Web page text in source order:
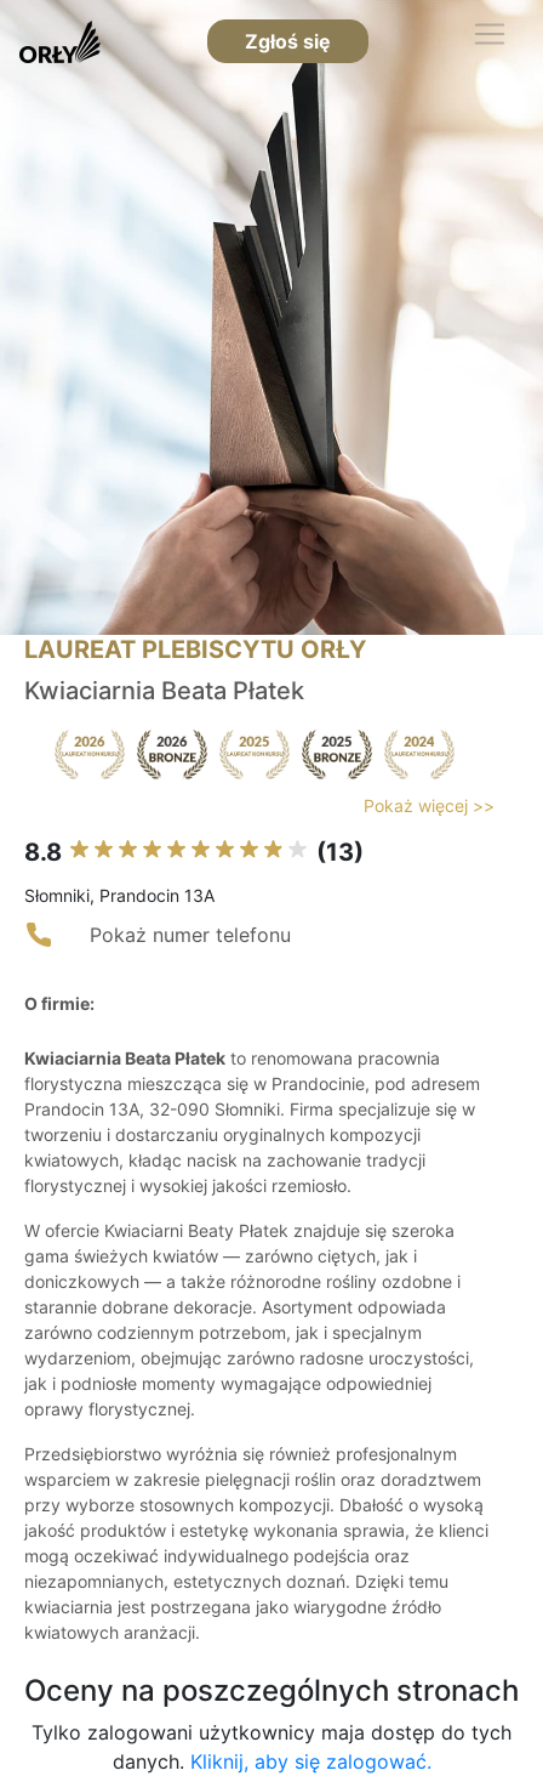
Zgłoś się
LAUREAT PLEBISCYTU ORŁY
Kwiaciarnia Beata Płatek
Pokaż więcej >>
8.8 (13)
Słomniki, Prandocin 13A
Pokaż numer telefonu
O firmie:
Kwiaciarnia Beata Płatek to renomowana pracownia
florystyczna mieszcząca się w Prandocinie, pod adresem
Prandocin 13A, 32-090 Słomniki. Firma specjalizuje się w
tworzeniu i dostarczaniu oryginalnych kompozycji
kwiatowych, kładąc nacisk na zachowanie tradycji
florystycznej i wysokiej jakości rzemiosło.
W ofercie Kwiaciarni Beaty Płatek znajduje się szeroka
gama świeżych kwiatów — zarówno ciętych, jak i
doniczkowych — a także różnorodne rośliny ozdobne i
starannie dobrane dekoracje. Asortyment odpowiada
zarówno codziennym potrzebom, jak i specjalnym
wydarzeniom, obejmując zarówno radosne uroczystości,
jak i podniosłe momenty wymagające odpowiedniej
oprawy florystycznej.
Przedsiębiorstwo wyróżnia się również profesjonalnym
wsparciem w zakresie pielęgnacji roślin oraz doradztwem
przy wyborze stosownych kompozycji. Dbałość o wysoką
jakość produktów i estetykę wykonania sprawia, że klienci
mogą oczekiwać indywidualnego podejścia oraz
niezapomnianych, estetycznych doznań. Dzięki temu
kwiaciarnia jest postrzegana jako wiarygodne źródło
kwiatowych aranżacji.
Oceny na poszczególnych stronach
Tylko zalogowani użytkownicy maja dostęp do tych
danych. Kliknij, aby się zalogować.